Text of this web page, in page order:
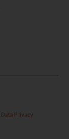
Data Privacy